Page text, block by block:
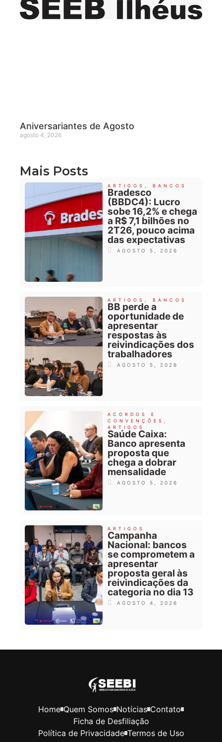
Aniversariantes de Agosto
agosto 4, 2026
Mais Posts
ARTIGOS BANCOS
Bradesco
(BBDC4): Lucro
sobe 16,2% e chega
a R$ 7,1 bilhões no
2T26, pouco acima
das expectativas
AGOSTO 5, 2026
ARTIGOS BANCOS
BB perde a
oportunidade de
apresentar
respostas às
reivindicações dos
trabalhadores
AGOSTO 5, 2026
ACORDOS E
CONVENÇÕES
ARTIGOS
Saúde Caixa:
Banco apresenta
proposta que
chega a dobrar
mensalidade
AGOSTO 5, 2026
ARTIGOS
Campanha
Nacional: bancos
se comprometem a
apresentar
proposta geral às
reivindicações da
categoria no dia 13
AGOSTO 4, 2026
Home Quem Somos Notícias Contato
Ficha de Desfiliação
Política de Privacidade Termos de Uso